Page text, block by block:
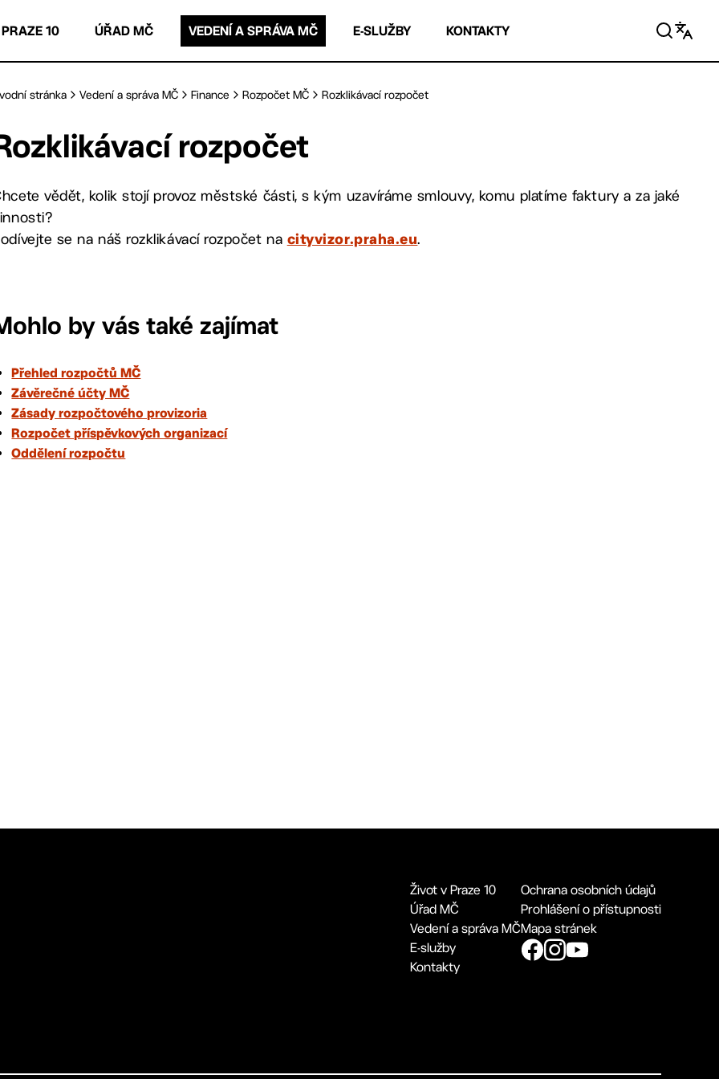
10 ÚŘAD MČ VEDENÍ A SPRÁVA MČ E-SLUŽBY KONTAKTY
stránka Vedení a správa MČ Finance Rozpočet MČ Rozklikávací rozpočet
rozpočet
vědět, kolik stojí provoz městské části, s kým uzavíráme smlouvy, komu platíme faktury a za jaké
se na náš rozklikávací rozpočet na cityvizor.praha.eu.
by vás také zajímat
Přehled rozpočtů MČ
Závěrečné účty MČ
Zásady rozpočtového provizoria
Rozpočet příspěvkových organizací
Oddělení rozpočtu
Život v Praze 10
Úřad MČ
Vedení a správa MČ
E-služby
Kontakty
Ochrana osobních údajů
Prohlášení o přístupnosti
Mapa stránek